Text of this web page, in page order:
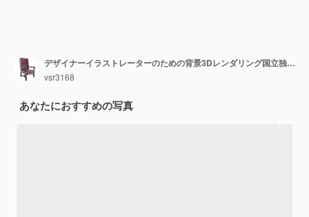
デザイナーイラストレーターのための背景3Dレンダリング国立独立記念日旗リトアニアとレバノン
vsr3168
あなたにおすすめの写真